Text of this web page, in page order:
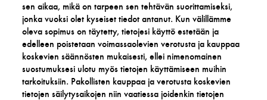
sen aikaa, mikä on tarpeen sen tehtävän suorittamiseksi,
jonka vuoksi olet kyseiset tiedot antanut. Kun välillämme
oleva sopimus on täytetty, tietojesi käyttö estetään ja
edelleen poistetaan voimassaolevien verotusta ja kauppaa
koskevien säännösten mukaisesti, ellei nimenomainen
suostumuksesi ulotu myös tietojen käyttämiseen muihin
tarkoituksiin. Pakollisten kauppaa ja verotusta koskevien
tietojen säilytysaikojen niin vaatiessa joidenkin tietojen